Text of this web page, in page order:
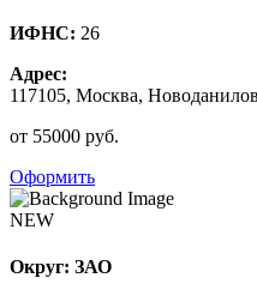
ИФНС: 26
Адрес:
117105, Москва,
от 55000 руб.
Оформить
NEW
Округ: ЗАО